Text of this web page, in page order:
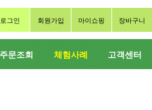
로그인 회원가입 마이쇼핑 장바구니
주문조회 체험사례 고객센터